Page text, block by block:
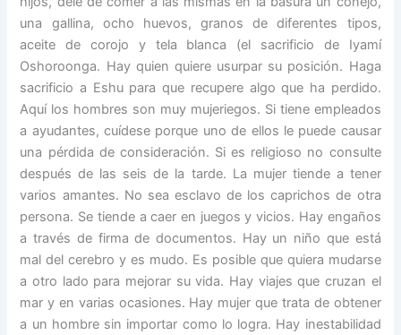
una gallina, ocho huevos, granos de diferentes tipos,
aceite de corojo y tela blanca (el sacrificio de Iyamí
Oshoroonga. Hay quien quiere usurpar su posición. Haga
sacrificio a Eshu para que recupere algo que ha perdido.
Aquí los hombres son muy mujeriegos. Si tiene empleados
a ayudantes, cuídese porque uno de ellos le puede causar
una pérdida de consideración. Si es religioso no consulte
después de las seis de la tarde. La mujer tiende a tener
varios amantes. No sea esclavo de los caprichos de otra
persona. Se tiende a caer en juegos y vicios. Hay engaños
a través de firma de documentos. Hay un niño que está
mal del cerebro y es mudo. Es posible que quiera mudarse
a otro lado para mejorar su vida. Hay viajes que cruzan el
mar y en varias ocasiones. Hay mujer que trata de obtener
a un hombre sin importar como lo logra. Hay inestabilidad